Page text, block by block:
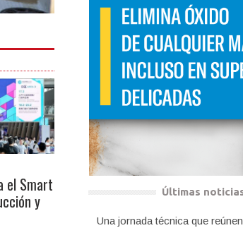
Un ecosistema estructurado
para el Smart Living, la
innovación en la
los negocios globales
porTu Reforma -
*Destacado_categoría
el Smart
y
Últimas
Una jornada técnica que